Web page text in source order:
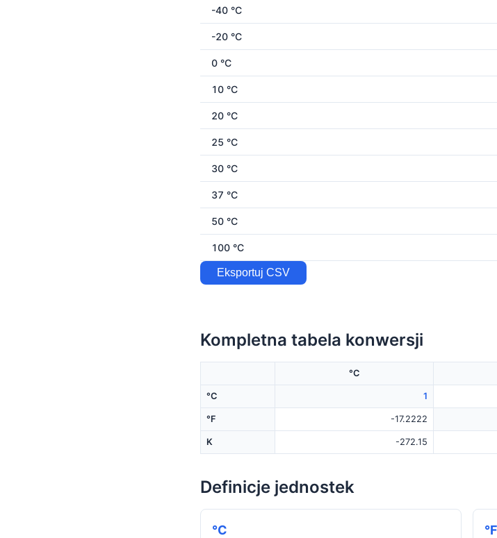
-40 °C
-20 °C
0 °C
10 °C
20 °C
25 °C
30 °C
37 °C
50 °C
100 °C
Eksportuj CSV
Kompletna tabela konwersji
°C
°C 1
°F -17.2222
K -272.15
Definicje jednostek
°C °F